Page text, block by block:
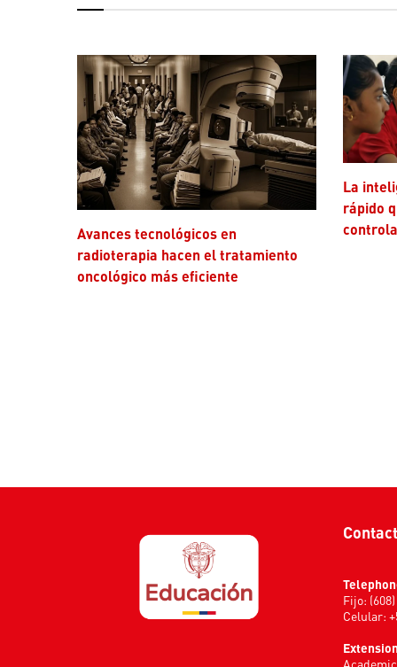
Avances tecnológicos en
radioterapia hacen el tratamiento
oncológico más eficiente
La inteligencia artificial avanza más
rápido
Fijo:
Celular: